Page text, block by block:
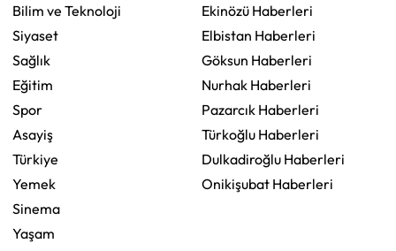
Bilim ve Teknoloji
Siyaset
Sağlık
Eğitim
Spor
Asayiş
Türkiye
Yemek
Sinema
Yaşam
Ekinözü Haberleri
Elbistan Haberleri
Göksun Haberleri
Nurhak Haberleri
Pazarcık Haberleri
Türkoğlu Haberleri
Dulkadiroğlu Haberleri
Onikişubat Haberleri